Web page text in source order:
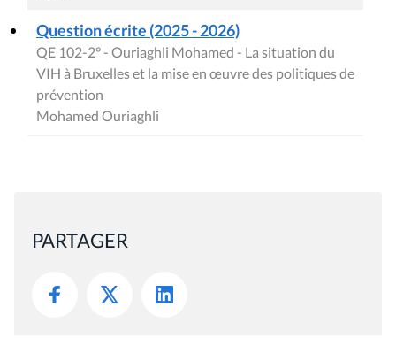
Question écrite (2025 - 2026)
QE 102-2° - Ouriaghli Mohamed - La situation du
VIH à Bruxelles et la mise en œuvre des politiques de
prévention
Mohamed Ouriaghli
PARTAGER